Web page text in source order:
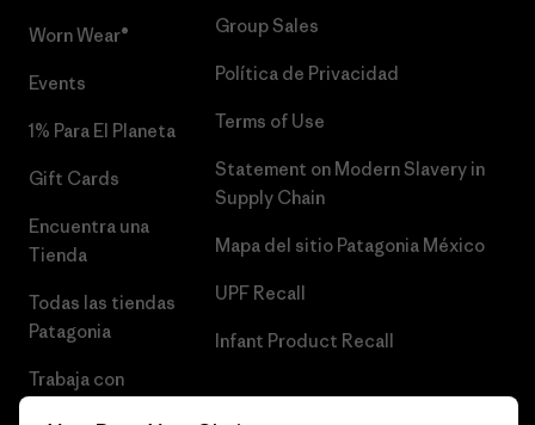
Worn Wear®
Events
1% Para El Planeta
Gift Cards
Encuentra una
Tienda
Todas las tiendas
Patagonia
Trabaja con
Group Sales
Política de Privacidad
Terms of Use
Statement on Modern Slavery in
Supply Chain
Mapa del sitio Patagonia México
UPF Recall
Infant Product Recall